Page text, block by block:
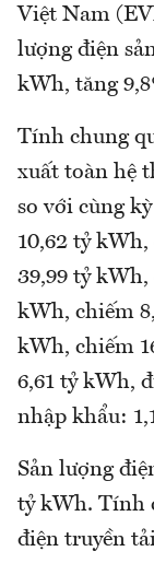
Việt Nam
lượng điện
kWh, tăng
Tính chung
xuất toàn hệ
so với cùng
10,62 tỷ
39,99 tỷ
kWh, chiếm
kWh, chiếm
6,61 tỷ kWh,
nhập khẩu:
Sản lượng
tỷ kWh. Tính
điện truyền